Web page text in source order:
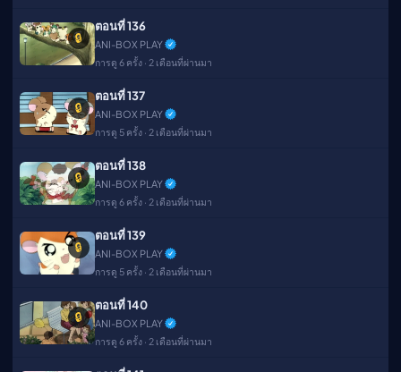
🔒
ตอนที่ 136
ANI-BOX PLAY
การดู 6 ครั้ง · 2 เดือนที่ผ่านมา
🔒
ตอนที่ 137
ANI-BOX PLAY
การดู 5 ครั้ง · 2 เดือนที่ผ่านมา
🔒
ตอนที่ 138
ANI-BOX PLAY
การดู 6 ครั้ง · 2 เดือนที่ผ่านมา
🔒
ตอนที่ 139
ANI-BOX PLAY
การดู 5 ครั้ง · 2 เดือนที่ผ่านมา
🔒
ตอนที่ 140
ANI-BOX PLAY
การดู 6 ครั้ง · 2 เดือนที่ผ่านมา